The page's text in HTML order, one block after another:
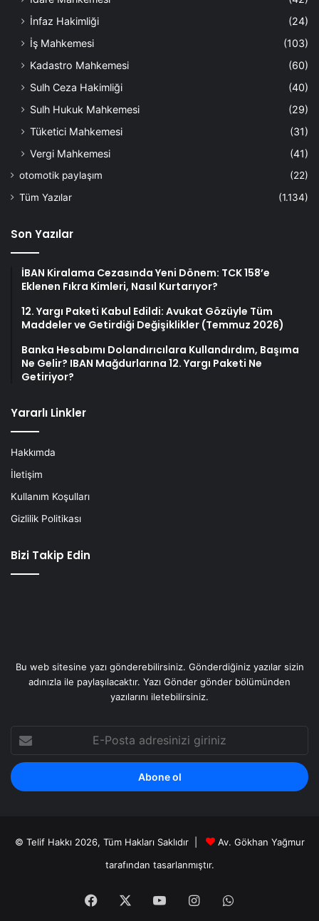
İnfaz Hakimliği
(24)
İş Mahkemesi
(103)
Kadastro Mahkemesi
(60)
Sulh Ceza Hakimliği
(40)
Sulh Hukuk Mahkemesi
(29)
Tüketici Mahkemesi
(31)
Vergi Mahkemesi
(41)
otomotik paylaşım
(22)
Tüm Yazılar
(1.134)
Son Yazılar
İBAN Kiralama Cezasında Yeni Dönem: TCK 158’e
Eklenen Fıkra Kimleri, Nasıl Kurtarıyor?
12. Yargı Paketi Kabul Edildi: Avukat Gözüyle Tüm
Maddeler ve Getirdiği Değişiklikler (Temmuz 2026)
Banka Hesabımı Dolandırıcılara Kullandırdım, Başıma
Ne Gelir? IBAN Mağdurlarına 12. Yargı Paketi Ne
Getiriyor?
Yararlı Linkler
Hakkımda
İletişim
Kullanım Koşulları
Gizlilik Politikası
Bizi Takip Edin
Bu web sitesine yazı gönderebilirsiniz. Gönderdiğiniz yazılar sizin
adınızla ile paylaşılacaktır. Yazı Gönder gönder bölümünden
yazılarını iletebilirsiniz.
Posta
adresinizi
giriniz
© Telif Hakkı 2026, Tüm Hakları Saklıdır |
Av. Gökhan Yağmur
tarafından tasarlanmıştır.
Facebook YouTubeInstagramWhatsApp